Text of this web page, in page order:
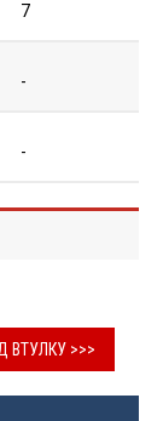
7
-
-
ВТУЛКУ >>>